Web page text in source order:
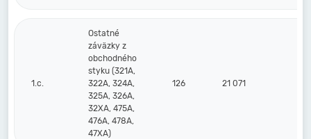
1.c.
Ostatné
záväzky z
obchodného
styku (321A,
322A, 324A,
325A, 326A,
32XA, 475A,
476A, 478A,
47XA)
126 21 071